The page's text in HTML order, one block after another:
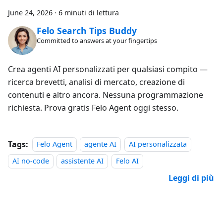
June 24, 2026 · 6 minuti di lettura
Felo Search Tips Buddy
Committed to answers at your fingertips
Crea agenti AI personalizzati per qualsiasi compito —
ricerca brevetti, analisi di mercato, creazione di
contenuti e altro ancora. Nessuna programmazione
richiesta. Prova gratis Felo Agent oggi stesso.
Tags: Felo Agent agente AI
AI personalizzata
AI no-code
assistente AI Felo AI
Leggi di più